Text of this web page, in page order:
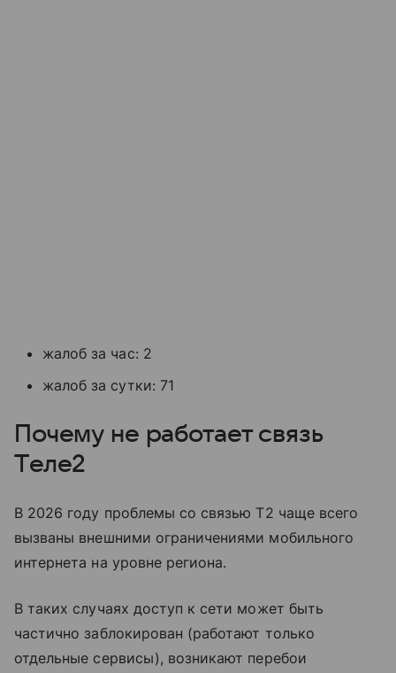
жалоб за час: 2
жалоб за сутки: 71
Почему не работает связь
Tеле2
В 2026 году проблемы со связью T2 чаще всего
вызваны внешними ограничениями мобильного
интернета на уровне региона.
В таких случаях доступ к сети может быть
частично заблокирован (работают только
отдельные сервисы), возникают перебои